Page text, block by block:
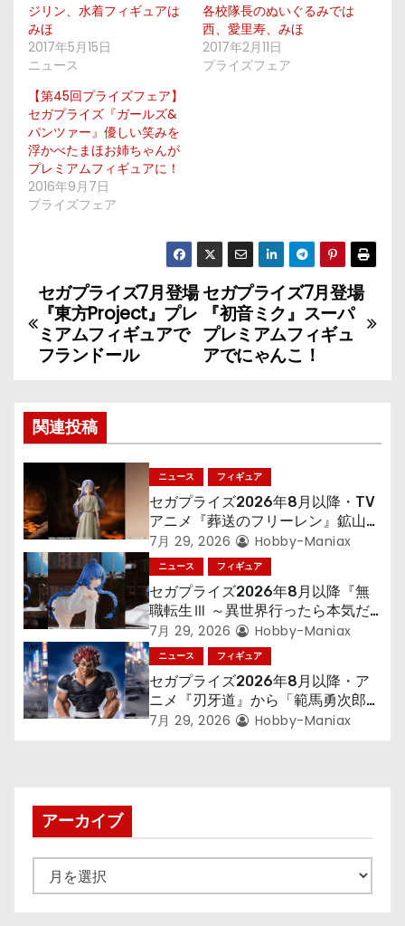
ジリン、水着フィギュアは
みほ
2017年5月15日
ニュース
各校隊長のぬいぐるみでは
西、愛里寿、みほ
2017年2月11日
プライズフェア
【第45回プライズフェア】
セガプライズ『ガールズ&
パンツァー』優しい笑みを
浮かべたまほお姉ちゃんが
プレミアムフィギュアに！
2016年9月7日
プライズフェア
投
稿
ビ
ゲ
ー
シ
ョ
ン
セガプライズ7月登場
『初音ミク』スーパ
プレミアムフィギュ
アでにゃんこ！
セガプライズ7月登場
『東方Project』プレ
ミアムフィギュアで
フランドール
関連投稿
ニュース フィギュア
セガプライズ2026年8月以降・TV
アニメ『葬送のフリーレン』鉱山で
300年働くことになっっちゃった
「フリーレン」を立体化！
7月 29, 2026 Hobby-Maniax
ニュース フィギュア
セガプライズ2026年8月以降『無
職転生Ⅲ ～異世界行ったら本気だ
す～』から「ロキシー」のフィギュ
アが登場！
7月 29, 2026 Hobby-Maniax
ニュース フィギュア
セガプライズ2026年8月以降・ア
ニメ『刃牙道』から「範馬勇次郎」
が登場ッッ!!
7月 29, 2026 Hobby-Maniax
アーカイブ
ー